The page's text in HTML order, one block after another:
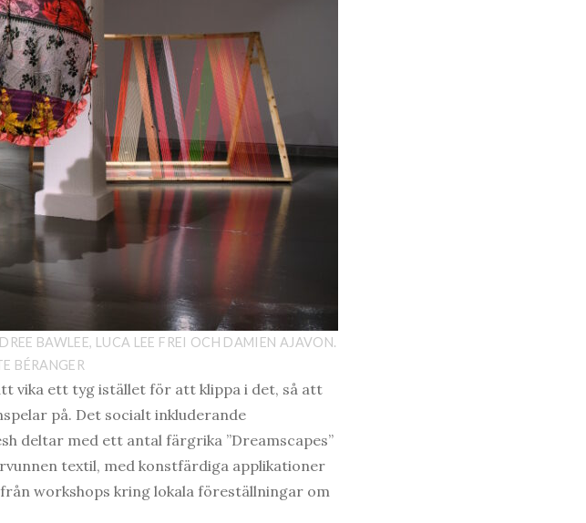
BAWLEE, LUCA LEE FREI OCH DAMIEN AJAVON.
BÉRANGER
vika ett tyg istället för att klippa i det, så att
på. Det socialt inkluderande
deltar med ett antal färgrika ”Dreamscapes”
textil, med konstfärdiga applikationer
workshops kring lokala föreställningar om